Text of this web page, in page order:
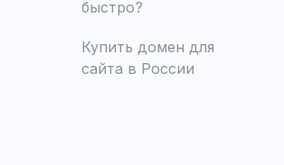
быстро?
Купить домен для
сайта в России